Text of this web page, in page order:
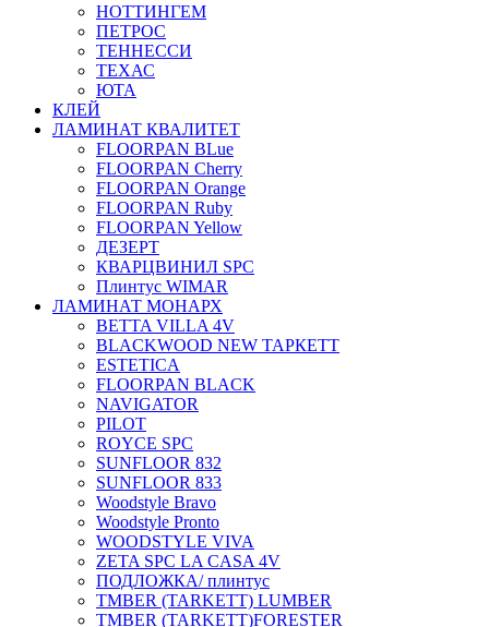
НОТТИНГЕМ
ПЕТРОС
ТЕННЕССИ
ТЕХАС
ЮТА
КЛЕЙ
ЛАМИНАТ КВАЛИТЕТ
FLOORPAN BLue
FLOORPAN Cherry
FLOORPAN Orange
FLOORPAN Ruby
FLOORPAN Yellow
ДЕЗЕРТ
КВАРЦВИНИЛ SPC
Плинтус WIMAR
ЛАМИНАТ МОНАРХ
BETTA VILLA 4V
BLACKWOOD NEW ТАРКЕТТ
ESTETICA
FLOORPAN BLACK
NAVIGATOR
PILOT
ROYCE SPC
SUNFLOOR 832
SUNFLOOR 833
Woodstyle Bravo
Woodstyle Pronto
WOODSTYLE VIVA
ZETA SPC LA CASA 4V
ПОДЛОЖКА/ плинтус
ТMBER (TARKETT) LUMBER
ТMBER (TARKETT)FORESTER